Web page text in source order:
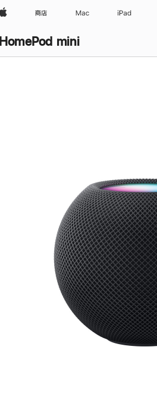
Apple 商店 Mac iPad
HomePod mini